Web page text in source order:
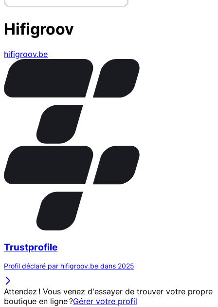
Hifigroov
hifigroov.be
Trustprofile
Profil déclaré par hifigroov.be dans 2025
Attendez ! Vous venez d'essayer de trouver votre propre
boutique en ligne ?Gérer votre profil